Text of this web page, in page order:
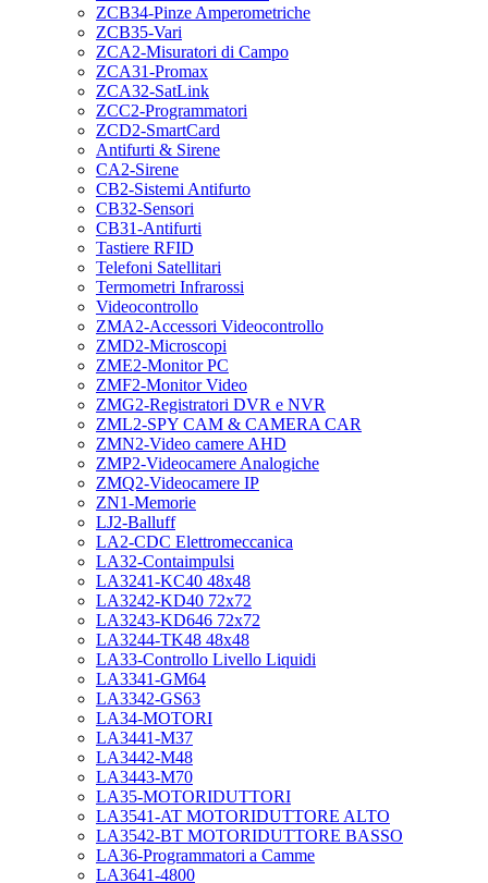
ZCB34-Pinze Amperometriche
ZCB35-Vari
ZCA2-Misuratori di Campo
ZCA31-Promax
ZCA32-SatLink
ZCC2-Programmatori
ZCD2-SmartCard
Antifurti & Sirene
CA2-Sirene
CB2-Sistemi Antifurto
CB32-Sensori
CB31-Antifurti
Tastiere RFID
Telefoni Satellitari
Termometri Infrarossi
Videocontrollo
ZMA2-Accessori Videocontrollo
ZMD2-Microscopi
ZME2-Monitor PC
ZMF2-Monitor Video
ZMG2-Registratori DVR e NVR
ZML2-SPY CAM & CAMERA CAR
ZMN2-Video camere AHD
ZMP2-Videocamere Analogiche
ZMQ2-Videocamere IP
ZN1-Memorie
LJ2-Balluff
LA2-CDC Elettromeccanica
LA32-Contaimpulsi
LA3241-KC40 48x48
LA3242-KD40 72x72
LA3243-KD646 72x72
LA3244-TK48 48x48
LA33-Controllo Livello Liquidi
LA3341-GM64
LA3342-GS63
LA34-MOTORI
LA3441-M37
LA3442-M48
LA3443-M70
LA35-MOTORIDUTTORI
LA3541-AT MOTORIDUTTORE ALTO
LA3542-BT MOTORIDUTTORE BASSO
LA36-Programmatori a Camme
LA3641-4800